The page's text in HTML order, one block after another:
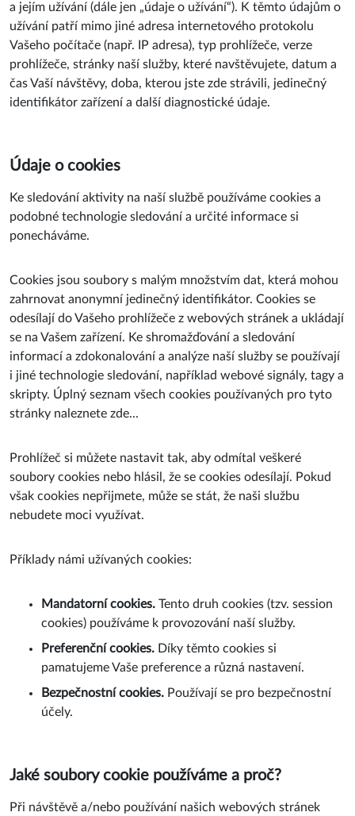
a jejím užívání (dále jen „údaje o užívání“). K těmto údajům o
užívání patří mimo jiné adresa internetového protokolu
Vašeho počítače (např. IP adresa), typ prohlížeče, verze
prohlížeče, stránky naší služby, které navštěvujete, datum a
čas Vaší návštěvy, doba, kterou jste zde strávili, jedinečný
identifikátor zařízení a další diagnostické údaje.
Údaje o cookies
Ke sledování aktivity na naší službě používáme cookies a
podobné technologie sledování a určité informace si
ponecháváme.
Cookies jsou soubory s malým množstvím dat, která mohou
zahrnovat anonymní jedinečný identifikátor. Cookies se
odesílají do Vašeho prohlížeče z webových stránek a ukládají
se na Vašem zařízení. Ke shromažďování a sledování
informací a zdokonalování a analýze naší služby se používají
i jiné technologie sledování, například webové signály, tagy a
skripty. Úplný seznam všech cookies používaných pro tyto
stránky naleznete zde...
Prohlížeč si můžete nastavit tak, aby odmítal veškeré
soubory cookies nebo hlásil, že se cookies odesílají. Pokud
však cookies nepřijmete, může se stát, že naši službu
nebudete moci využívat.
Příklady námi užívaných cookies:
Mandatorní cookies. Tento druh cookies (tzv. session
cookies) používáme k provozování naší služby.
Preferenční cookies. Díky těmto cookies si
pamatujeme Vaše preference a různá nastavení.
Bezpečnostní cookies. Používají se pro bezpečnostní
účely.
Jaké soubory cookie používáme a proč?
Při návštěvě a/nebo používání našich webových stránek